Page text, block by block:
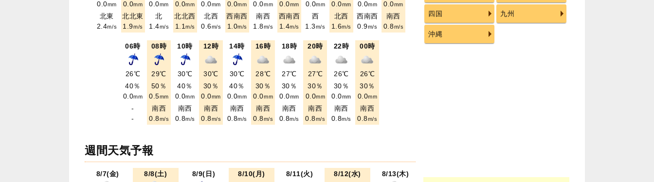
0.0mm
北東
2.4m/s
0.0mm
北北東
1.9m/s
0.0mm
北
1.4m/s
0.0mm
北北西
1.1m/s
0.0mm
北西
0.6m/s
0.0mm
西南西
1.0m/s
0.0mm
南西
1.8m/s
0.0mm
西南西
1.4m/s
0.0mm
西
1.3m/s
0.0mm
北西
1.6m/s
0.0mm
西南西
0.9m/s
0.0mm
南西
0.8m/s
06時
26℃
40％
0.0mm
-
-
08時
29℃
50％
0.5mm
南西
0.8m/s
10時
30℃
40％
0.0mm
南西
0.8m/s
12時
30℃
30％
0.0mm
南西
0.8m/s
14時
30℃
40％
0.0mm
南西
0.8m/s
16時
28℃
30％
0.0mm
南西
0.8m/s
18時
27℃
30％
0.0mm
南西
0.8m/s
20時
27℃
30％
0.0mm
南西
0.8m/s
22時
26℃
30％
0.0mm
南西
0.8m/s
00時
26℃
30％
0.0mm
南西
0.8m/s
週間天気予報
8/7(金) 8/8(土) 8/9(日) 8/10(月) 8/11(火) 8/12(水) 8/13(木)
四国 九州
沖縄